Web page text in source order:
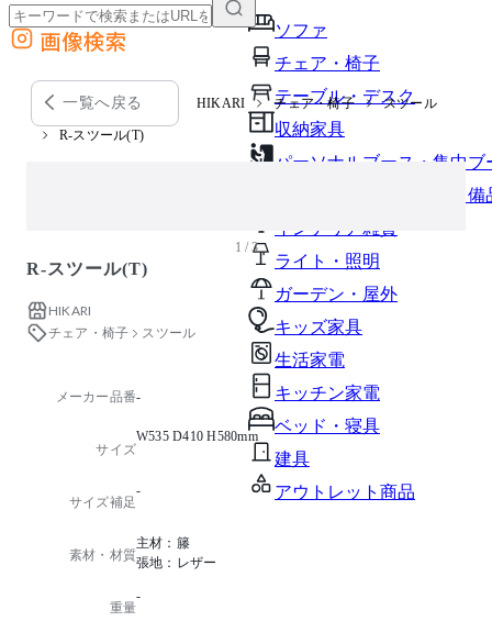
ソファ
チェア・椅子
テーブル・デスク
収納家具
パーソナルブース・集中ブ
オフィスアクセサリー・備
インテリア雑貨
ライト・照明
ガーデン・屋外
キッズ家具
生活家電
キッチン家電
ベッド・寝具
建具
アウトレット商品
外部サイトの商品をカートに追加
他のサイトで見つけた商品ページのURLを貼り付けて、カートに追加できます
画像検索
一覧へ戻る HIKARI チェア・椅子 スツール
R-スツール(T)
1 / 3
R-スツール(T)
HIKARI
チェア・椅子
スツール
メーカー品番-
サイズ
W535 D410 H580mm
サイズ補足
-
素材・材質
主材：籐
張地：レザー
重量
-